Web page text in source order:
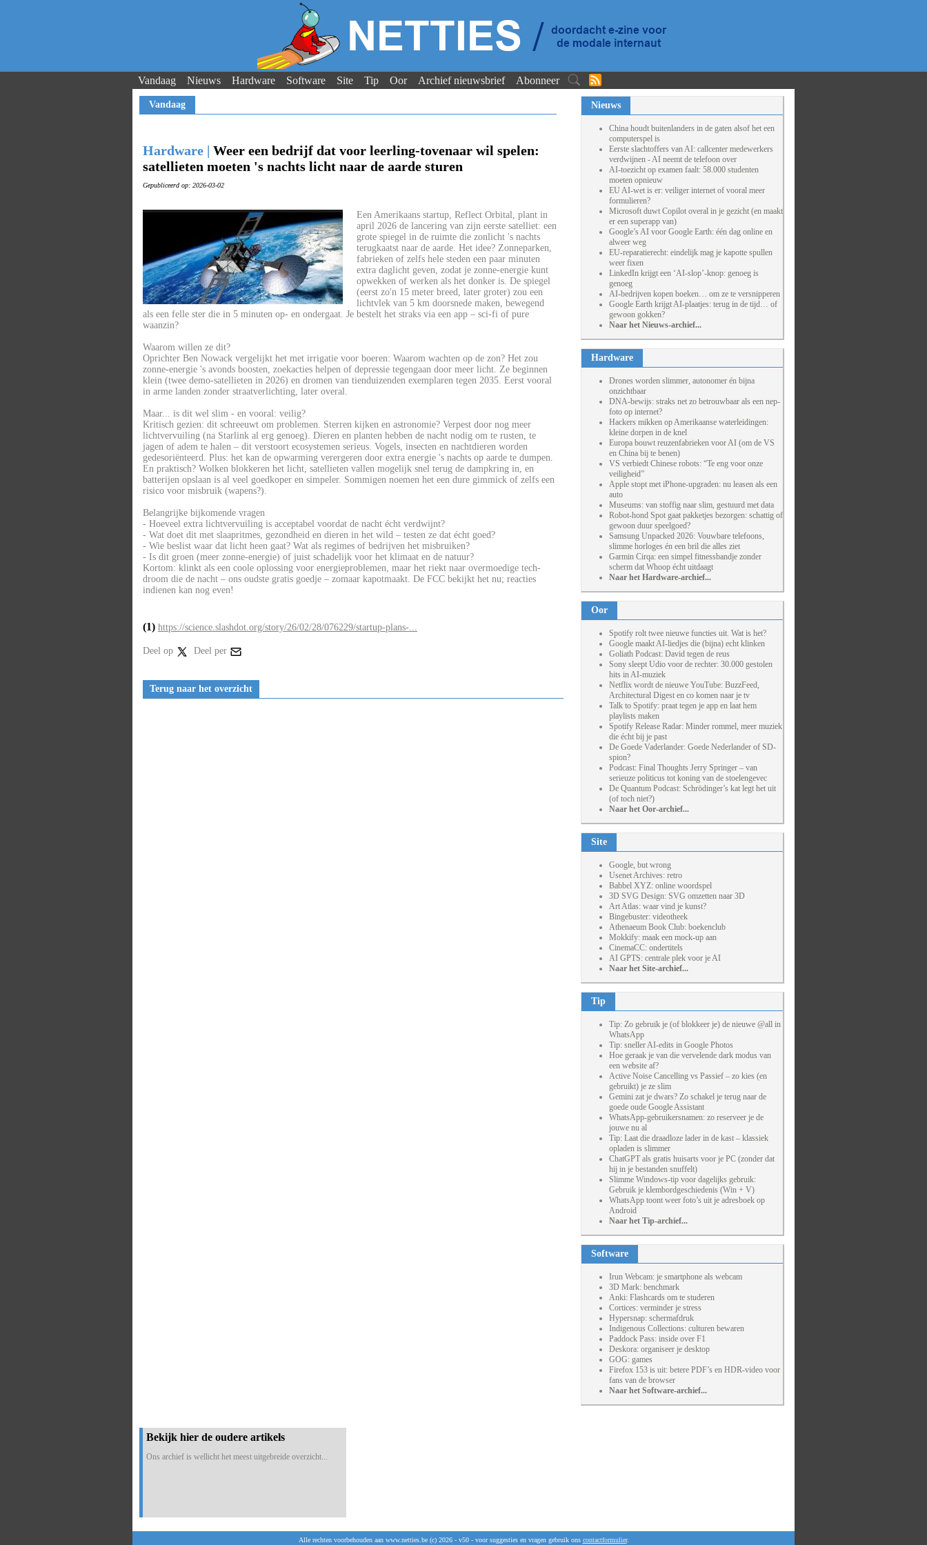
Vandaag Nieuws Hardware Software Site Tip Oor Archief nieuwsbrief Abonneer
Vandaag
Hardware | Weer een bedrijf dat voor leerling-tovenaar wil spelen:
satellieten moeten 's nachts licht naar de aarde sturen
Gepubliceerd op: 2026-03-02
Een Amerikaans startup, Reflect Orbital, plant in
april 2026 de lancering van zijn eerste satelliet: een
grote spiegel in de ruimte die zonlicht 's nachts
terugkaatst naar de aarde. Het idee? Zonneparken,
fabrieken of zelfs hele steden een paar minuten
extra daglicht geven, zodat je zonne-energie kunt
opwekken of werken als het donker is. De spiegel
(eerst zo'n 15 meter breed, later groter) zou een
lichtvlek van 5 km doorsnede maken, bewegend
als een felle ster die in 5 minuten op- en ondergaat. Je bestelt het straks via een app – sci-fi of pure
waanzin?
Waarom willen ze dit?
Oprichter Ben Nowack vergelijkt het met irrigatie voor boeren: Waarom wachten op de zon? Het zou
zonne-energie 's avonds boosten, zoekacties helpen of depressie tegengaan door meer licht. Ze beginnen
klein (twee demo-satellieten in 2026) en dromen van tienduizenden exemplaren tegen 2035. Eerst vooral
in arme landen zonder straatverlichting, later overal.
Maar... is dit wel slim - en vooral: veilig?
Kritisch gezien: dit schreeuwt om problemen. Sterren kijken en astronomie? Verpest door nog meer
lichtvervuiling (na Starlink al erg genoeg). Dieren en planten hebben de nacht nodig om te rusten, te
jagen of adem te halen – dit verstoort ecosystemen serieus. Vogels, insecten en nachtdieren worden
gedesoriënteerd. Plus: het kan de opwarming verergeren door extra energie 's nachts op aarde te dumpen.
En praktisch? Wolken blokkeren het licht, satellieten vallen mogelijk snel terug de dampkring in, en
batterijen opslaan is al veel goedkoper en simpeler. Sommigen noemen het een dure gimmick of zelfs een
risico voor misbruik (wapens?).
Belangrijke bijkomende vragen
- Hoeveel extra lichtvervuiling is acceptabel voordat de nacht écht verdwijnt?
- Wat doet dit met slaapritmes, gezondheid en dieren in het wild – testen ze dat écht goed?
- Wie beslist waar dat licht heen gaat? Wat als regimes of bedrijven het misbruiken?
- Is dit groen (meer zonne-energie) of juist schadelijk voor het klimaat en de natuur?
Kortom: klinkt als een coole oplossing voor energieproblemen, maar het riekt naar overmoedige tech-
droom die de nacht – ons oudste gratis goedje – zomaar kapotmaakt. De FCC bekijkt het nu; reacties
indienen kan nog even!
(1) https://science.slashdot.org/story/26/02/28/076229/startup-plans-...
Deel op Deel per
Terug naar het overzicht
Nieuws
China houdt buitenlanders in de gaten alsof het een
computerspel is
Eerste slachtoffers van AI: callcenter medewerkers
verdwijnen - AI neemt de telefoon over
AI-toezicht op examen faalt: 58.000 studenten
moeten opnieuw
EU AI-wet is er: veiliger internet of vooral meer
formulieren?
Microsoft duwt Copilot overal in je gezicht (en maakt
er een superapp van)
Google’s AI voor Google Earth: één dag online en
alweer weg
EU-reparatierecht: eindelijk mag je kapotte spullen
weer fixen
LinkedIn krijgt een ‘AI-slop’-knop: genoeg is
genoeg
AI-bedrijven kopen boeken… om ze te versnipperen
Google Earth krijgt AI-plaatjes: terug in de tijd… of
gewoon gokken?
Naar het Nieuws-archief...
Hardware
Drones worden slimmer, autonomer én bijna
onzichtbaar
DNA-bewijs: straks net zo betrouwbaar als een nep-
foto op internet?
Hackers mikken op Amerikaanse waterleidingen:
kleine dorpen in de knel
Europa bouwt reuzenfabrieken voor AI (om de VS
en China bij te benen)
VS verbiedt Chinese robots: “Te eng voor onze
veiligheid”
Apple stopt met iPhone-upgraden: nu leasen als een
auto
Museums: van stoffig naar slim, gestuurd met data
Robot-hond Spot gaat pakketjes bezorgen: schattig of
gewoon duur speelgoed?
Samsung Unpacked 2026: Vouwbare telefoons,
slimme horloges én een bril die alles ziet
Garmin Cirqa: een simpel fitnessbandje zonder
scherm dat Whoop écht uitdaagt
Naar het Hardware-archief...
Oor
Spotify rolt twee nieuwe functies uit. Wat is het?
Google maakt AI-liedjes die (bijna) echt klinken
Goliath Podcast: David tegen de reus
Sony sleept Udio voor de rechter: 30.000 gestolen
hits in AI-muziek
Netflix wordt de nieuwe YouTube: BuzzFeed,
Architectural Digest en co komen naar je tv
Talk to Spotify: praat tegen je app en laat hem
playlists maken
Spotify Release Radar: Minder rommel, meer muziek
die écht bij je past
De Goede Vaderlander: Goede Nederlander of SD-
spion?
Podcast: Final Thoughts Jerry Springer – van
serieuze politicus tot koning van de stoelengevec
De Quantum Podcast: Schrödinger’s kat legt het uit
(of toch niet?)
Naar het Oor-archief...
Site
Google, but wrong
Usenet Archives: retro
Babbel XYZ: online woordspel
3D SVG Design: SVG omzetten naar 3D
Art Atlas: waar vind je kunst?
Bingebuster: videotheek
Athenaeum Book Club: boekenclub
Mokkify: maak een mock-up aan
CinemaCC: ondertitels
AI GPTS: centrale plek voor je AI
Naar het Site-archief...
Tip
Tip: Zo gebruik je (of blokkeer je) de nieuwe @all in
WhatsApp
Tip: sneller AI-edits in Google Photos
Hoe geraak je van die vervelende dark modus van
een website af?
Active Noise Cancelling vs Passief – zo kies (en
gebruikt) je ze slim
Gemini zat je dwars? Zo schakel je terug naar de
goede oude Google Assistant
WhatsApp-gebruikersnamen: zo reserveer je de
jouwe nu al
Tip: Laat die draadloze lader in de kast – klassiek
opladen is slimmer
ChatGPT als gratis huisarts voor je PC (zonder dat
hij in je bestanden snuffelt)
Slimme Windows-tip voor dagelijks gebruik:
Gebruik je klembordgeschiedenis (Win + V)
WhatsApp toont weer foto’s uit je adresboek op
Android
Naar het Tip-archief...
Software
Irun Webcam: je smartphone als webcam
3D Mark: benchmark
Anki: Flashcards om te studeren
Cortices: verminder je stress
Hypersnap: schermafdruk
Indigenous Collections: culturen bewaren
Paddock Pass: inside over F1
Deskora: organiseer je desktop
GOG: games
Firefox 153 is uit: betere PDF’s en HDR-video voor
fans van de browser
Naar het Software-archief...
Bekijk hier de oudere artikels
Ons archief is wellicht het meest uitgebreide overzicht...
Alle rechten voorbehouden aan www.netties.be (c) 2026 - v50 - voor suggesties en vragen gebruik ons contactformulier.